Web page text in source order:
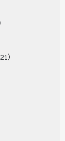
21
producten